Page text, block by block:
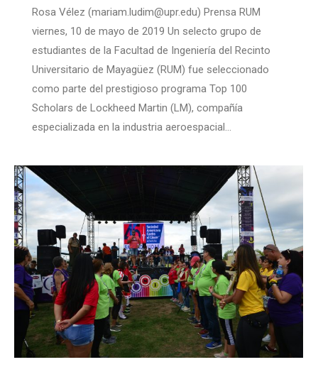
Rosa Vélez (mariam.ludim@upr.edu) Prensa RUM
viernes, 10 de mayo de 2019 Un selecto grupo de
estudiantes de la Facultad de Ingeniería del Recinto
Universitario de Mayagüez (RUM) fue seleccionado
como parte del prestigioso programa Top 100
Scholars de Lockheed Martin (LM), compañía
especializada en la industria aeroespacial…